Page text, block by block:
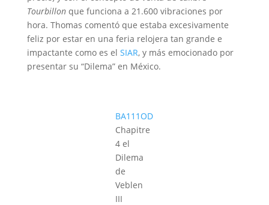
Tourbillonque funciona a 21.600 vibraciones por
hora. Thomas comentó que estaba excesivamente
feliz por estar en una feria relojera tan grande e
impactante como es el SIAR, y más emocionado por
presentar su “Dilema” en México.
BA111OD
Chapitre
4 el
Dilema
de
Veblen
III